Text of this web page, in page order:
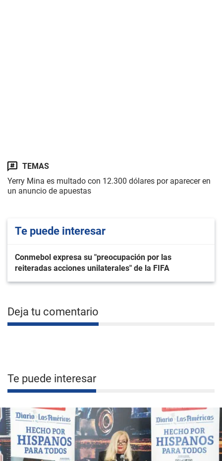
TEMAS
Yerry Mina es multado con 12.300 dólares por aparecer en
un anuncio de apuestas
Te puede interesar
Conmebol expresa su "preocupación por las
reiteradas acciones unilaterales" de la FIFA
Deja tu comentario
Te puede interesar